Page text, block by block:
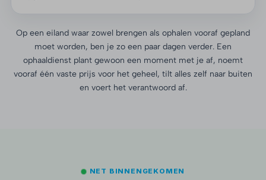
Op een eiland waar zowel brengen als ophalen vooraf gepland
moet worden, ben je zo een paar dagen verder. Een
ophaaldienst plant gewoon een moment met je af, noemt
vooraf één vaste prijs voor het geheel, tilt alles zelf naar buiten
en voert het verantwoord af.
NET BINNENGEKOMEN